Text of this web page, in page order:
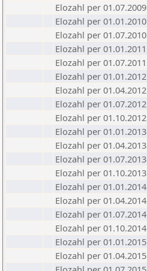
Elozahl per 01.07.2009
Elozahl per 01.01.2010
Elozahl per 01.07.2010
Elozahl per 01.01.2011
Elozahl per 01.07.2011
Elozahl per 01.01.2012
Elozahl per 01.04.2012
Elozahl per 01.07.2012
Elozahl per 01.10.2012
Elozahl per 01.01.2013
Elozahl per 01.04.2013
Elozahl per 01.07.2013
Elozahl per 01.10.2013
Elozahl per 01.01.2014
Elozahl per 01.04.2014
Elozahl per 01.07.2014
Elozahl per 01.10.2014
Elozahl per 01.01.2015
Elozahl per 01.04.2015